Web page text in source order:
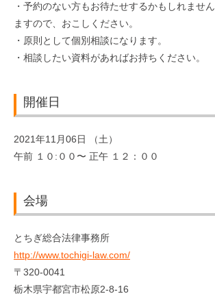
・予約のない方もお待たせするかもしれませ
ますので、おこしください。
・原則として個別相談になります。
・相談したい資料があればお持ちください。
開催日
2021年11月06日 （土）
午前 １０:００〜 正午 １２：００
会場
とちぎ総合法律事務所
http://www.tochigi-law.com/
〒320-0041
栃木県宇都宮市松原2-8-16